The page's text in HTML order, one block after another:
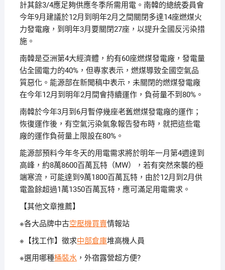
計其餘3/4應足夠供應冬季所需用電。南韓的總統委員會
今年9月建議於12月到明年2月之間關閉多達14座燃煤火
力發電廠，到明年3月要關閉27座，以提升全國反污染措
施。
南韓是亞洲第4大經濟體，約有60座燃煤發電廠，發電量
佔全國電力的40%，但專家表示，燃煤導致全國空氣品
質惡化。能源部在新聞稿中表示，未關閉的燃煤發電廠
在今年12月到明年2月間會持續運作，負荷量不到80%。
南韓於今年3月到6月暫停幾座老舊燃煤發電廠的運作；
恢復運作後，有空氣污染氣象報告發布時，就把這些電
廠的運作負荷量上限設在80%。
能源部預料今年冬天的用電需求將於明年一月第4週達到
高峰，約8萬8600百萬瓦特（MW），若有突然來襲的極
端寒流，可能達到9萬1800百萬瓦特，由於12月到2月供
電盈餘超過1萬1350百萬瓦特，應可滿足用電需求。
【其他文章推薦】
※各大品牌中古空壓機買賣情報站
※【找工作】徵求中部倉庫堆高機人員
※選用哪種桶裝水，外宿露營超方便?